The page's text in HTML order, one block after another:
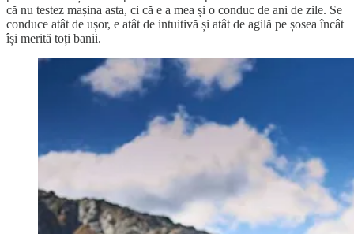
că nu testez mașina asta, ci că e a mea și o conduc de ani de zile. Se
conduce atât de ușor, e atât de intuitivă și atât de agilă pe șosea încât
își merită toți banii.